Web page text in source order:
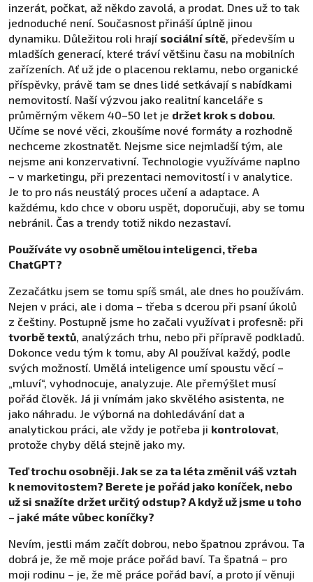
inzerát, počkat, až někdo zavolá, a prodat. Dnes už to tak
jednoduché není. Současnost přináší úplně jinou
dynamiku. Důležitou roli hrají sociální sítě, především u
mladších generací, které tráví většinu času na mobilních
zařízeních. Ať už jde o placenou reklamu, nebo organické
příspěvky, právě tam se dnes lidé setkávají s nabídkami
nemovitostí. Naší výzvou jako realitní kanceláře s
průměrným věkem 40–50 let je držet krok s dobou.
Učíme se nové věci, zkoušíme nové formáty a rozhodně
nechceme zkostnatět. Nejsme sice nejmladší tým, ale
nejsme ani konzervativní. Technologie využíváme naplno
– v marketingu, při prezentaci nemovitostí i v analytice.
Je to pro nás neustálý proces učení a adaptace. A
každému, kdo chce v oboru uspět, doporučuji, aby se tomu
nebránil. Čas a trendy totiž nikdo nezastaví.
Používáte vy osobně umělou inteligenci, třeba
ChatGPT?
Zezačátku jsem se tomu spíš smál, ale dnes ho používám.
Nejen v práci, ale i doma – třeba s dcerou při psaní úkolů
z češtiny. Postupně jsme ho začali využívat i profesně: při
tvorbě textů, analýzách trhu, nebo při přípravě podkladů.
Dokonce vedu tým k tomu, aby AI používal každý, podle
svých možností. Umělá inteligence umí spoustu věcí –
„mluví“, vyhodnocuje, analyzuje. Ale přemýšlet musí
pořád člověk. Já ji vnímám jako skvělého asistenta, ne
jako náhradu. Je výborná na dohledávání dat a
analytickou práci, ale vždy je potřeba ji kontrolovat,
protože chyby dělá stejně jako my.
Teď trochu osobněji. Jak se za ta léta změnil váš vztah
k nemovitostem? Berete je pořád jako koníček, nebo
už si snažíte držet určitý odstup? A když už jsme u toho
– jaké máte vůbec koníčky?
Nevím, jestli mám začít dobrou, nebo špatnou zprávou. Ta
dobrá je, že mě moje práce pořád baví. Ta špatná – pro
moji rodinu – je, že mě práce pořád baví, a proto jí věnuji